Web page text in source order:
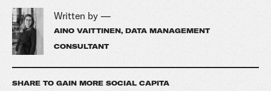
Written by —
AINO VAITTINEN, DATA MANAGEMENT
CONSULTANT
SHARE TO GAIN MORE SOCIAL CAPITA